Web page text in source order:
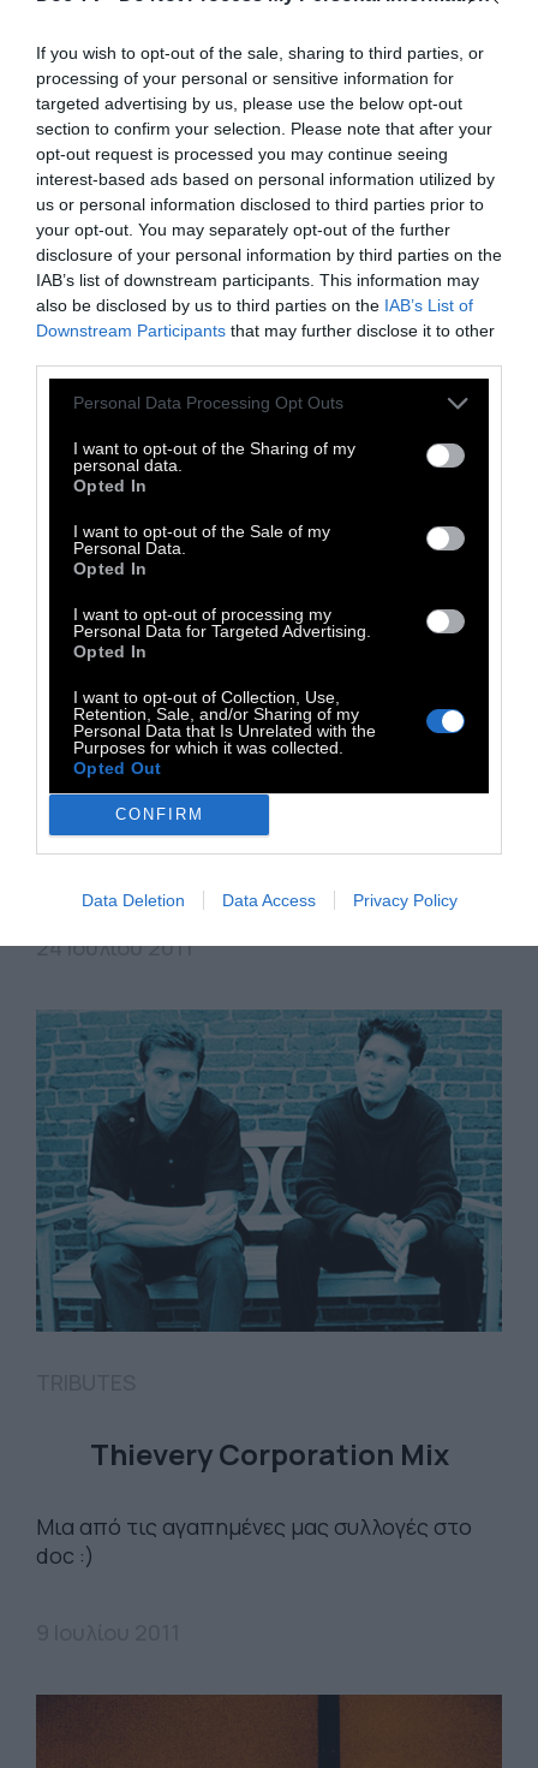
If you wish to opt-out of the sale, sharing to third parties, or
processing of your personal or sensitive information for
targeted advertising by us, please use the below opt-out
section to confirm your selection. Please note that after your
opt-out request is processed you may continue seeing
interest-based ads based on personal information utilized by
us or personal information disclosed to third parties prior to
your opt-out. You may separately opt-out of the further
disclosure of your personal information by third parties on the
IAB’s list of downstream participants. This information may
also be disclosed by us to third parties on the IAB’s List of
Downstream Participants that may further disclose it to other
Personal Data Processing Opt Outs
I want to opt-out of the Sharing of my
personal data.
Opted In
I want to opt-out of the Sale of my
Personal Data.
Opted In
I want to opt-out of processing my
Personal Data for Targeted Advertising.
Opted In
I want to opt-out of Collection, Use,
Retention, Sale, and/or Sharing of my
Personal Data that Is Unrelated with the
Purposes for which it was collected.
Opted Out
CONFIRM
Data Deletion Data Access Privacy Policy
Αφιέρωμα στους Nouvelle
Vague
Τραγούδια και remix από το τρανζίστορ της
γαλλικής μπάντας
2 Σεπτεμβρίου 2011
TRIBUTES
Amy, Amy, Amy!
Τραγούδια και σπάνια remix (η Amy
24 Ιουλίου 2011
Thievery Corporation Mix
Μια από τις αγαπημένες μας συλλογές στο
doc :)